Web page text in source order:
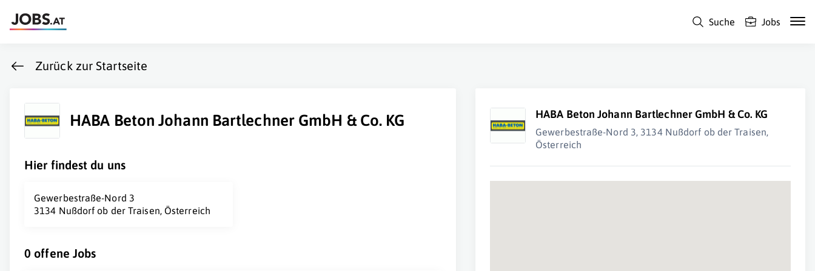
Suche Jobs
Zurück zur Startseite
HABA Beton Johann Bartlechner GmbH & Co. KG
Hier findest du uns
Gewerbestraße-Nord 3
3134 Nußdorf ob der Traisen, Österreich
0 offene Jobs
HABA Beton Johann Bartlechner GmbH & Co. KG
Gewerbestraße-Nord 3, 3134 Nußdorf ob der Traisen,
Österreich